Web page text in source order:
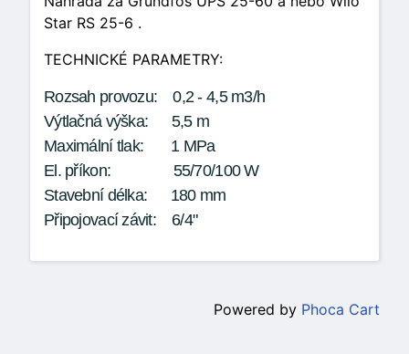
Star RS 25-6 .
TECHNICKÉ PARAMETRY:
Rozsah provozu: 0,2 - 4,5 m3/h
Výtlačná výška: 5,5 m
Maximální tlak: 1 MPa
El. příkon: 55/70/100 W
Stavební délka: 180 mm
Připojovací závit: 6/4"
Powered by Phoca Cart